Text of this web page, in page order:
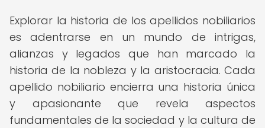
Explorar la historia de los apellidos nobiliarios
es adentrarse en un mundo de intrigas,
alianzas y legados que han marcado la
historia de la nobleza y la aristocracia. Cada
apellido nobiliario encierra una historia única
y apasionante que revela aspectos
fundamentales de la sociedad y la cultura de